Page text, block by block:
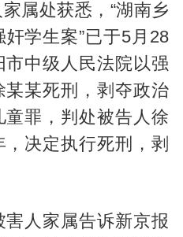
属处获悉，“湖南乡
学生案”已于5月28
市中级人民法院以强
某死刑，剥夺政治
罪，判处被告人徐
决定执行死刑，剥
人家属告诉新京报